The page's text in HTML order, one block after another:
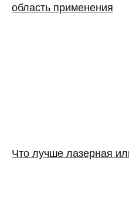
область применения
Что лучше лазерная